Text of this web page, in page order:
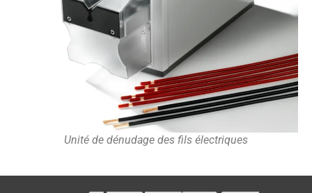
Unité de dénudage des fils électriques